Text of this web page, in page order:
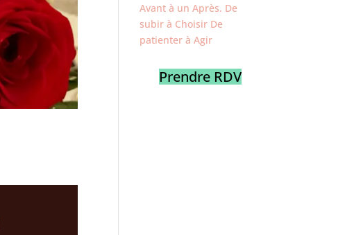
Avant à un Après. De
subir à Choisir De
patienter à Agir
Prendre RDV